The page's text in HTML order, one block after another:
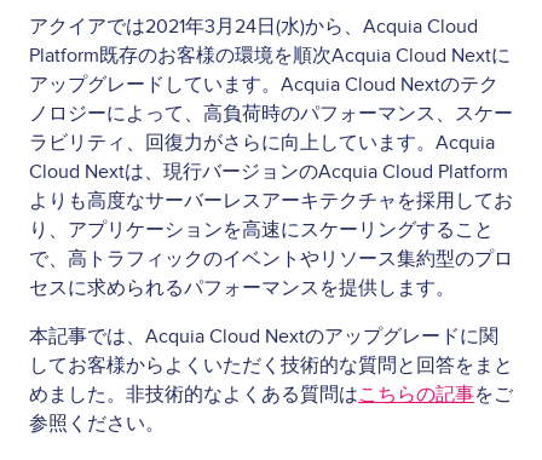
アクイアでは2021年3月24日(水)から、Acquia Cloud
Platform既存のお客様の環境を順次Acquia Cloud Nextに
アップグレードしています。Acquia Cloud Nextのテク
ノロジーによって、高負荷時のパフォーマンス、スケー
ラビリティ、回復力がさらに向上しています。Acquia
Cloud Nextは、現行バージョンのAcquia Cloud Platform
よりも高度なサーバーレスアーキテクチャを採用してお
り、アプリケーションを高速にスケーリングすること
で、高トラフィックのイベントやリソース集約型のプロ
セスに求められるパフォーマンスを提供します。
本記事では、Acquia Cloud Nextのアップグレードに関
してお客様からよくいただく技術的な質問と回答をまと
めました。非技術的なよくある質問はこちらの記事をご
参照ください。